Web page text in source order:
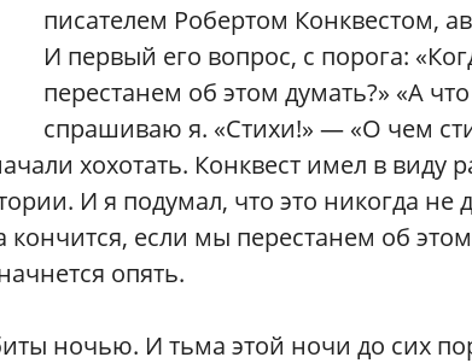
писателем Робертом Конквестом,
И первый его вопрос, с порога:
перестанем об этом думать?» «А
спрашиваю я. «Стихи!» — «О чем
хохотать. Конквест имел в виду
И я подумал, что это никогда не
кончится, если мы перестанем об
опять.
ночью. И тьма этой ночи до сих